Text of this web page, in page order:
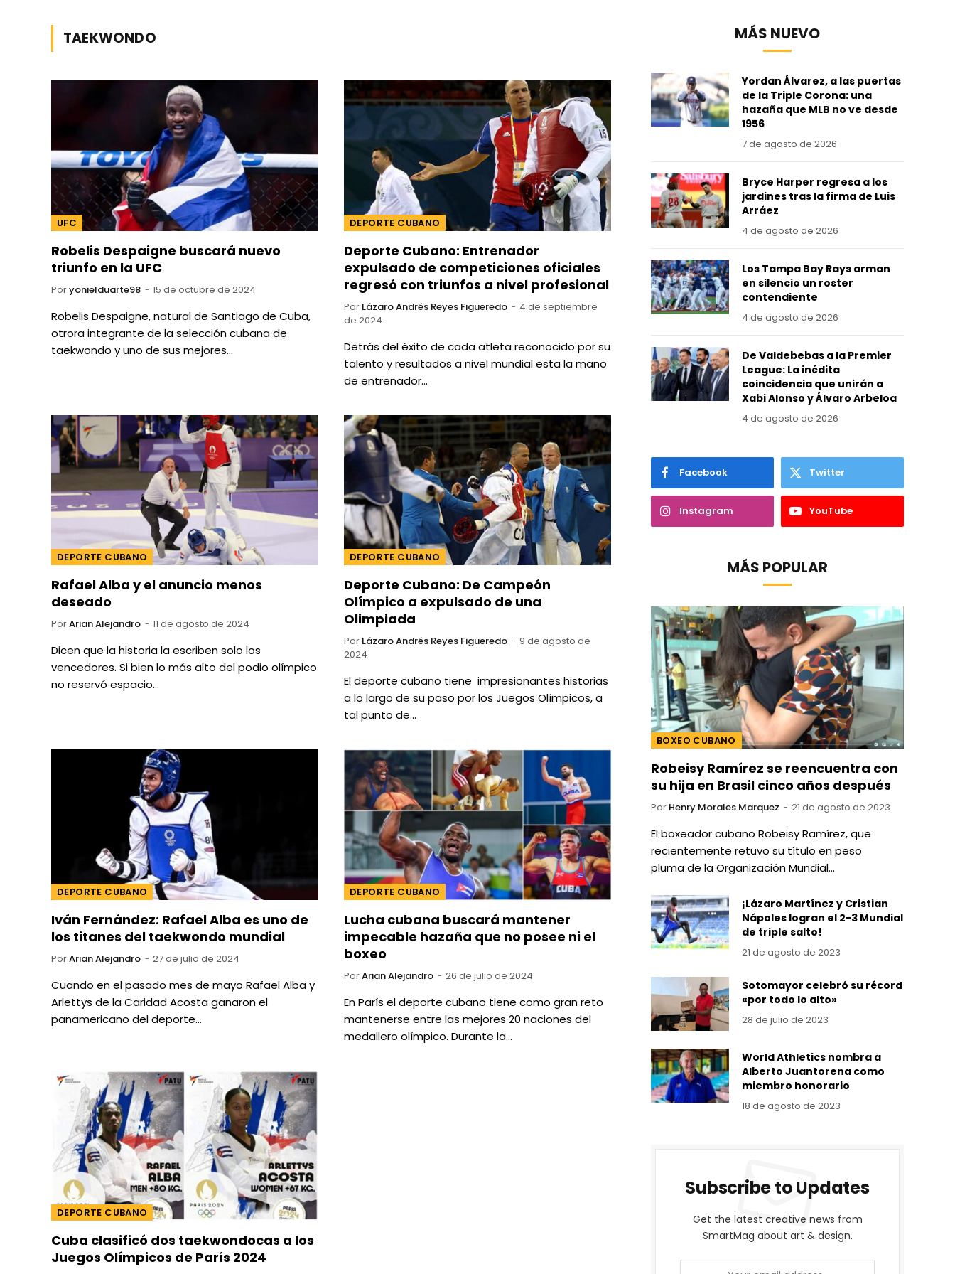
TAEKWONDO
UFC
Robelis Despaigne buscará nuevo
triunfo en la UFC
Poryonielduarte98 15 de octubre de 2024
Robelis Despaigne, natural de Santiago de Cuba,
otrora integrante de la selección cubana de
taekwondo y uno de sus mejores…
DEPORTE CUBANO
Deporte Cubano: Entrenador
expulsado de competiciones oficiales
regresó con triunfos a nivel profesional
Por Lázaro Andrés Reyes Figueredo
4 de septiembre
de 2024
Detrás del éxito de cada atleta reconocido por su
talento y resultados a nivel mundial esta la mano
de entrenador…
DEPORTE CUBANO
Rafael Alba y el anuncio menos
deseado
PorArian Alejandro 11 de agosto de 2024
Dicen que la historia la escriben solo los
vencedores. Si bien lo más alto del podio olímpico
no reservó espacio…
DEPORTE CUBANO
Deporte Cubano: De Campeón
Olímpico a expulsado de una
Olimpiada
Por Lázaro Andrés Reyes Figueredo
9 de agosto de
2024
El deporte cubano tiene impresionantes historias
a lo largo de su paso por los Juegos Olímpicos, a
tal punto de…
DEPORTE CUBANO
Iván Fernández: Rafael Alba es uno de
los titanes del taekwondo mundial
PorArian Alejandro 27 de julio de 2024
Cuando en el pasado mes de mayo Rafael Alba y
Arlettys de la Caridad Acosta ganaron el
panamericano del deporte…
DEPORTE CUBANO
Lucha cubana buscará mantener
impecable hazaña que no posee ni el
boxeo
PorArian Alejandro 26 de julio de 2024
En París el deporte cubano tiene como gran reto
mantenerse entre las mejores 20 naciones del
medallero olímpico. Durante la…
DEPORTE CUBANO
Cuba clasificó dos taekwondocas a los
Juegos Olímpicos de París 2024
MÁS NUEVO
Yordan Álvarez, a las puertas
de la Triple Corona: una
hazaña que MLB no ve desde
1956
7 de agosto de 2026
Bryce Harper regresa a los
jardines tras la firma de Luis
Arráez
4 de agosto de 2026
Los Tampa Bay Rays arman
en silencio un roster
contendiente
4 de agosto de 2026
De Valdebebas a la Premier
League: La inédita
coincidencia que unirán a
Xabi Alonso y Álvaro Arbeloa
4 de agosto de 2026
Facebook Twitter
Instagram YouTube
MÁS POPULAR
BOXEO CUBANO
Robeisy Ramírez se reencuentra con
su hija en Brasil cinco años después
Por Henry Morales Marquez 21 de agosto de 2023
El boxeador cubano Robeisy Ramírez, que
recientemente retuvo su título en peso
pluma de la Organización Mundial…
¡Lázaro Martínez y Cristian
Nápoles logran el 2-3 Mundial
de triple salto!
21 de agosto de 2023
Sotomayor celebró su récord
«por todo lo alto»
28 de julio de 2023
World Athletics nombra a
Alberto Juantorena como
miembro honorario
18 de agosto de 2023
Subscribe to Updates
Get the latest creative news from
SmartMag about art & design.